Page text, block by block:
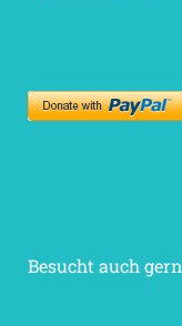
Besucht auch